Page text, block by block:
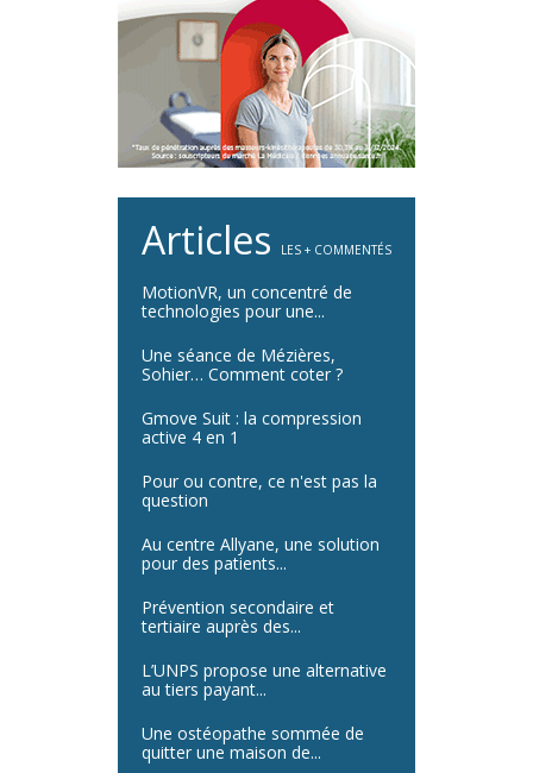
Articles LES + COMMENTÉS
MotionVR, un concentré de
technologies pour une...
Une séance de Mézières,
Sohier… Comment coter ?
Gmove Suit : la compression
active 4 en 1
Pour ou contre, ce n'est pas la
question
Au centre Allyane, une solution
pour des patients...
Prévention secondaire et
tertiaire auprès des...
L’UNPS propose une alternative
au tiers payant...
Une ostéopathe sommée de
quitter une maison de...